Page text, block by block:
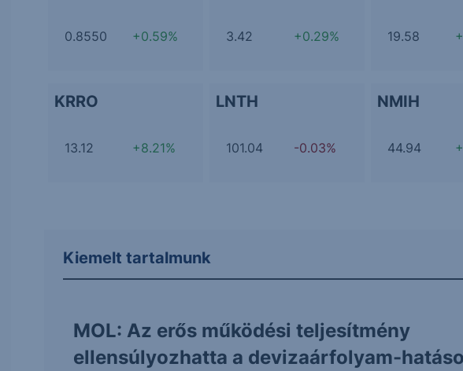
0.8550 +0.59% 3.42 +0.29% 19.58
KRRO
13.12 +8.21%
LNTH
101.04 -0.03%
NMIH
44.94
Kiemelt tartalmunk
MOL: Az erős működési teljesítmény
ellensúlyozhatta a devizaárfolyam-